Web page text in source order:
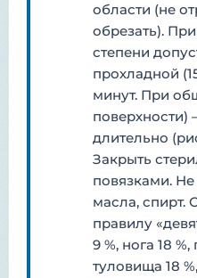
области (не
обрезать).
степени
прохладной
минут. При
длительно
Закрыть
повязками.
масла, спирт.
правилу
9 %, нога 18
туловища 18